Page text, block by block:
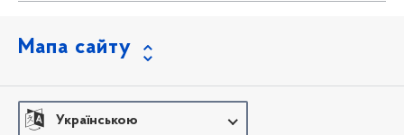
Мапа сайту
Українською